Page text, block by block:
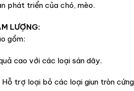
phát triển của chó, mèo.
LƯỢNG:
gồm:
cao với các loại sán dây.
Hỗ trợ loại bỏ các loại giun tròn